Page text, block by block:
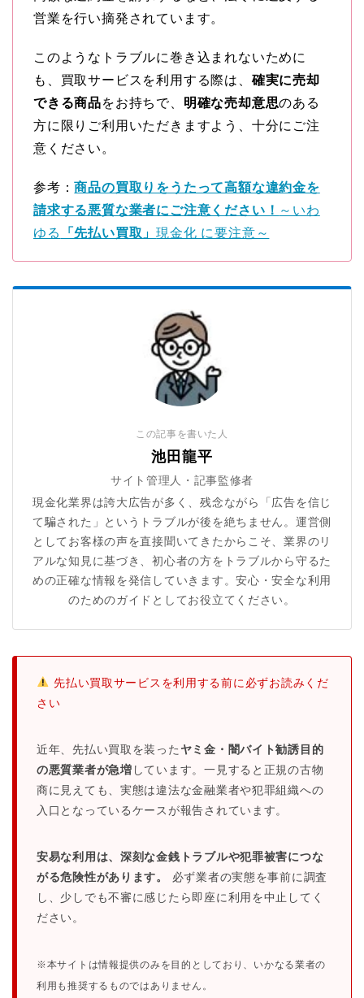
営業を行い摘発されています。
このようなトラブルに巻き込まれないために
も、買取サービスを利用する際は、 確実に売却
できる商品をお持ちで、 明確な売却意思のある
方に限りご利用いただきますよう、十分にご注
意ください。
参考：商品の買取りをうたって高額な違約金を
請求する悪質な業者にご注意ください！ ～いわ
ゆる
「先払い買取」現金化 に要注意～
この記事を書いた人
池田龍平
サイト管理人・記事監修者
現金化業界は誇大広告が多く、残念ながら「広告を信じ
て騙された」というトラブルが後を絶ちません。運営側
としてお客様の声を直接聞いてきたからこそ、業界のリ
アルな知見に基づき、初心者の方をトラブルから守るた
めの正確な情報を発信していきます。安心・安全な利用
のためのガイドとしてお役立てください。
先払い買取サービスを利用する前に必ずお読みくだ
さい
近年、先払い買取を装った ヤミ金・闇バイト勧誘目的
の悪質業者が急増 しています。一見すると正規の古物
商に見えても、実態は違法な金融業者や犯罪組織への
入口となっているケースが報告されています。
安易な利用は、深刻な金銭トラブルや犯罪被害につな
がる危険性があります。
必ず業者の実態を事前に調査
し、少しでも不審に感じたら即座に利用を中止してく
ださい。
※本サイトは情報提供のみを目的としており、いかなる業者の
利用も推奨するものではありません。